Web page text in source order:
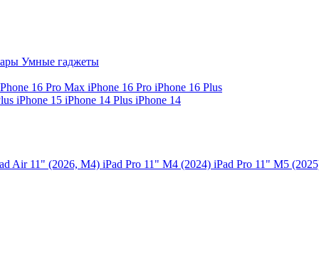
Умные гаджеты
16 Pro Max iPhone 16 Pro iPhone 16 Plus
iPhone 15 iPhone 14 Plus iPhone 14
Air 11" (2026, M4) iPad Pro 11" M4 (2024) iPad Pro 11" M5